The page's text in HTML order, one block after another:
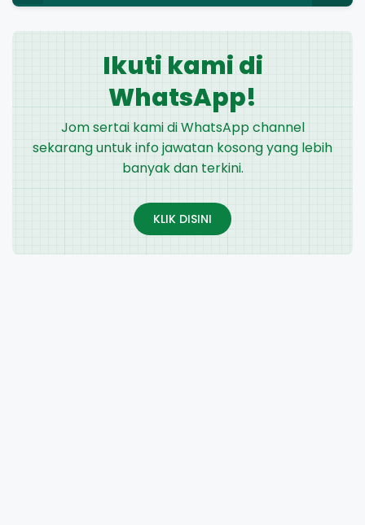
Ikuti kami di
WhatsApp!
Jom sertai kami di WhatsApp channel
sekarang untuk info jawatan kosong yang lebih
banyak dan terkini.
KLIK DISINI